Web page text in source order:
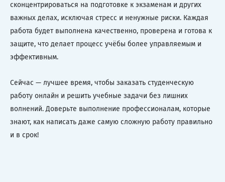
сконцентрироваться на подготовке к экзаменам и других
важных делах, исключая стресс и ненужные риски. Каждая
работа будет выполнена качественно, проверена и готова к
защите, что делает процесс учёбы более управляемым и
эффективным.
Сейчас — лучшее время, чтобы заказать студенческую
работу онлайн и решить учебные задачи без лишних
волнений. Доверьте выполнение профессионалам, которые
знают, как написать даже самую сложную работу правильно
и в срок!